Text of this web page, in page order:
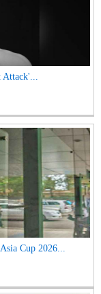
Attack'...
Cup 2026...